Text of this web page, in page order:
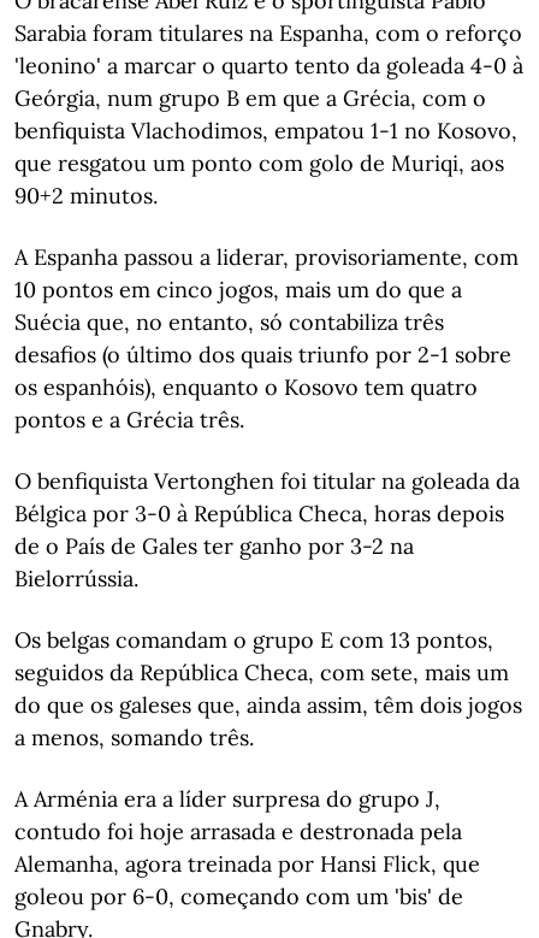
Sarabia foram titulares na Espanha, com o reforço
'leonino' a marcar o quarto tento da goleada 4-0 à
Geórgia, num grupo B em que a Grécia, com o
benfiquista Vlachodimos, empatou 1-1 no Kosovo,
que resgatou um ponto com golo de Muriqi, aos
90+2 minutos.
A Espanha passou a liderar, provisoriamente, com
10 pontos em cinco jogos, mais um do que a
Suécia que, no entanto, só contabiliza três
desafios (o último dos quais triunfo por 2-1 sobre
os espanhóis), enquanto o Kosovo tem quatro
pontos e a Grécia três.
O benfiquista Vertonghen foi titular na goleada da
Bélgica por 3-0 à República Checa, horas depois
de o País de Gales ter ganho por 3-2 na
Bielorrússia.
Os belgas comandam o grupo E com 13 pontos,
seguidos da República Checa, com sete, mais um
do que os galeses que, ainda assim, têm dois jogos
a menos, somando três.
A Arménia era a líder surpresa do grupo J,
contudo foi hoje arrasada e destronada pela
Alemanha, agora treinada por Hansi Flick, que
goleou por 6-0, começando com um 'bis' de
Gnabry.